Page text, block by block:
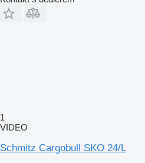
1
VIDEO
Schmitz Cargobull SKO 24/L